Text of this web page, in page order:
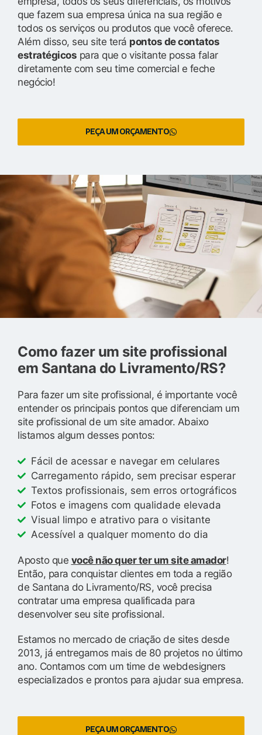
que fazem sua empresa única na sua região e
todos os serviços ou produtos que você oferece.
Além disso, seu site terá pontos de contatos
estratégicos para que o visitante possa falar
diretamente com seu time comercial e feche
negócio!
PEÇA UM ORÇAMENTO
Como fazer um site profissional
em Santana do Livramento/RS?
Para fazer um site profissional, é importante você
entender os principais pontos que diferenciam um
site profissional de um site amador. Abaixo
listamos algum desses pontos:
Fácil de acessar e navegar em celulares
Carregamento rápido, sem precisar esperar
Textos profissionais, sem erros ortográficos
Fotos e imagens com qualidade elevada
Visual limpo e atrativo para o visitante
Acessível a qualquer momento do dia
Aposto que você não quer ter um site amador!
Então, para conquistar clientes em toda a região
de Santana do Livramento/RS, você precisa
contratar uma empresa qualificada para
desenvolver seu site profissional.
Estamos no mercado de criação de sites desde
2013, já entregamos mais de 80 projetos no último
ano. Contamos com um time de webdesigners
especializados e prontos para ajudar sua empresa.
PEÇA UM ORÇAMENTO